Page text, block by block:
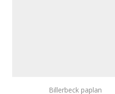
Billerbeck paplan